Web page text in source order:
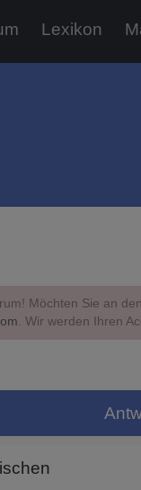
Lexikon
Möchten Sie an
. Wir werden Ihren